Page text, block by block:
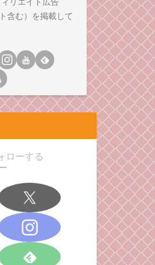
リエイト広告
含む）を掲載して
ローする